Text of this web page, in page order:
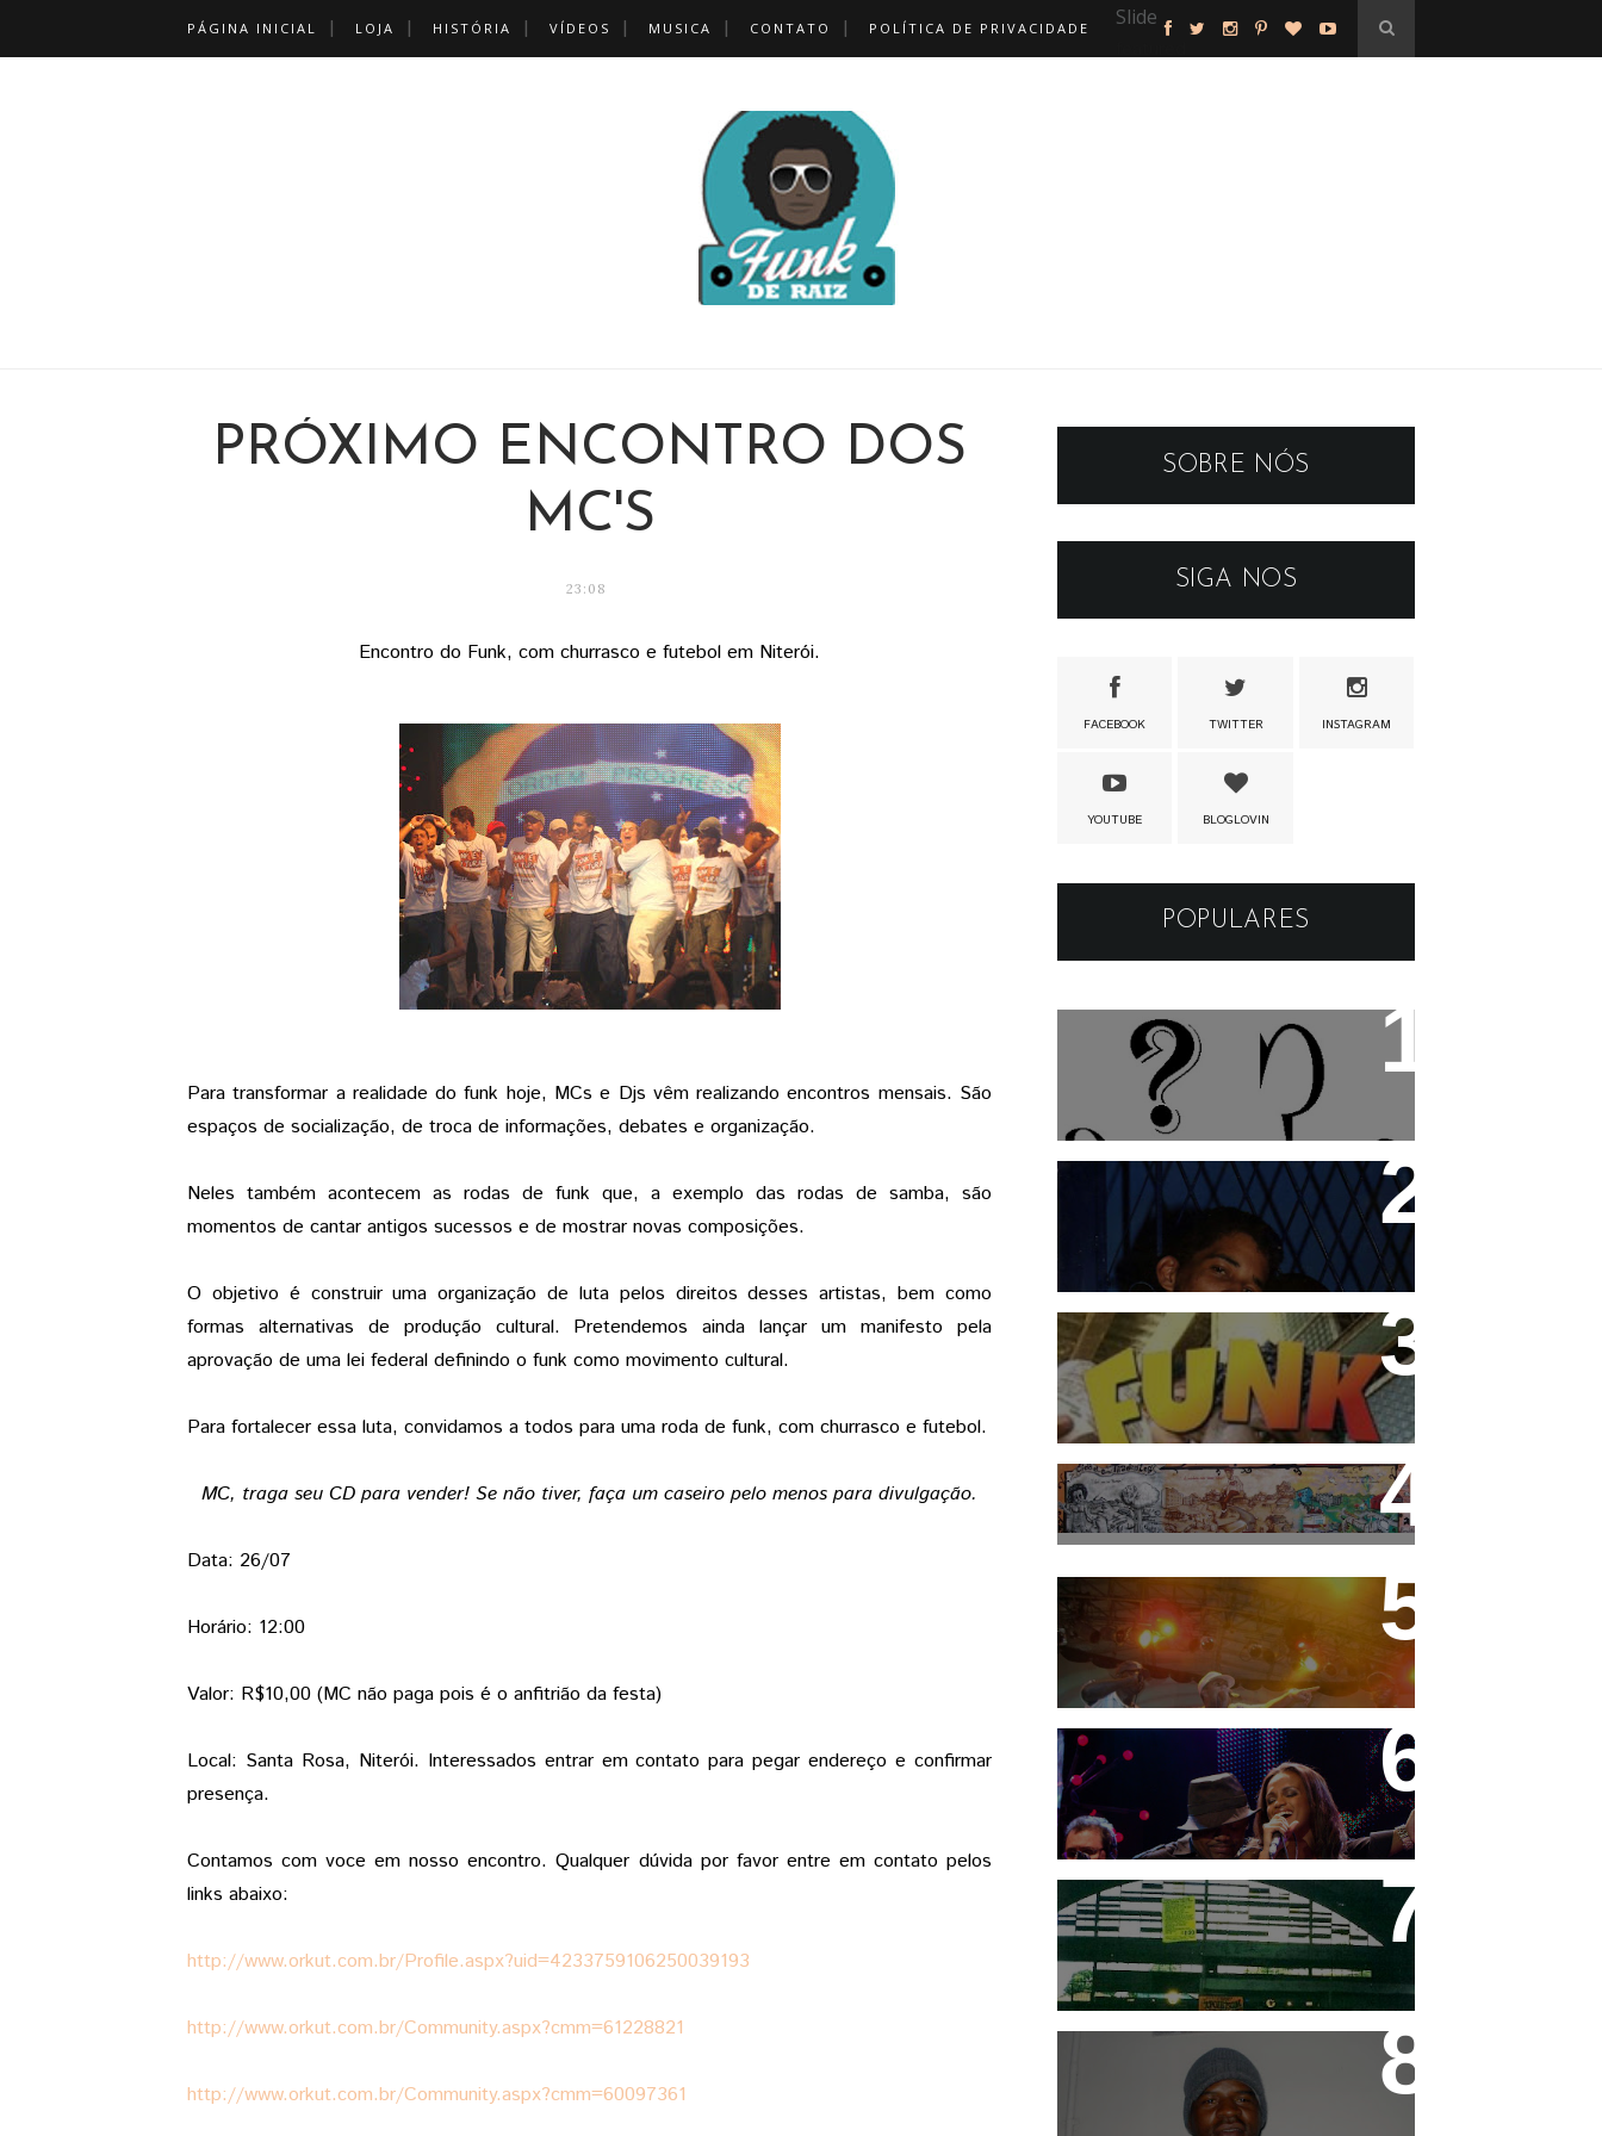
PÁGINA INICIAL LOJA HISTÓRIA VÍDEOS MUSICA CONTATO POLÍTICA DE PRIVACIDADE Slide
PRÓXIMO ENCONTRO DOS
MC'S
23:08
Encontro do Funk, com churrasco e futebol em Niterói.
Para transformar a realidade do funk hoje, MCs e Djs vêm realizando encontros mensais. São
espaços de socialização, de troca de informações, debates e organização.
Neles também acontecem as rodas de funk que, a exemplo das rodas de samba, são
momentos de cantar antigos sucessos e de mostrar novas composições.
O objetivo é construir uma organização de luta pelos direitos desses artistas, bem como
formas alternativas de produção cultural. Pretendemos ainda lançar um manifesto pela
aprovação de uma lei federal definindo o funk como movimento cultural.
Para fortalecer essa luta, convidamos a todos para uma roda de funk, com churrasco e futebol.
MC, traga seu CD para vender! Se não tiver, faça um caseiro pelo menos para divulgação.
Data: 26/07
Horário: 12:00
Valor: R$10,00 (MC não paga pois é o anfitrião da festa)
Local: Santa Rosa, Niterói. Interessados entrar em contato para pegar endereço e confirmar
presença.
Contamos com voce em nosso encontro. Qualquer dúvida por favor entre em contato pelos
links abaixo:
http://www.orkut.com.br/Profile.aspx?uid=4233759106250039193
http://www.orkut.com.br/Community.aspx?cmm=61228821
http://www.orkut.com.br/Community.aspx?cmm=60097361
SOBRE NÓS
SIGA NOS
FACEBOOK TWITTER INSTAGRAM
YOUTUBE BLOGLOVIN
POPULARES
Os apelidos das musicas
Teco e Buzunga
Funk Rio Documentário
Cidade Tiradentes abre
inscrição para o 3° Festival
Festa do MC Galo - 11/09/08
DVD "Tudo é Festa" MC
Marcinho
Equipe Apoluisom